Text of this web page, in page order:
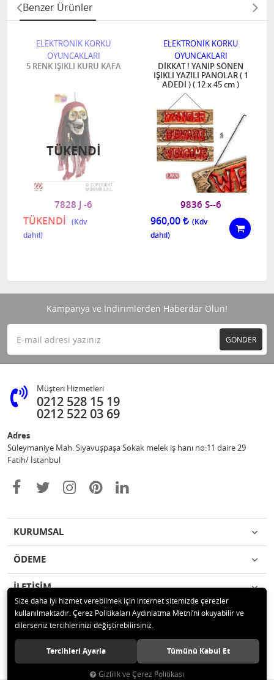
Benzer Ürünler
ELEKTRONİK KORKU
OYUNCAKLARI
5 RENK IŞIKLI KURU KAFA
7828 J -6
TÜKENDİ
TÜKENDI
ELEKTRONİK KORKU
OYUNCAKLARI
DİKKAT ! YANIP SÖNEN
IŞIKLI YAZILI PANOLAR ( 1
ADEDİ ) ( 12 x 45 cm )
9836 S--6
960,00
Kampanya ve İndirimlerden Haberdar Olun!
GÖNDER
Müşteri Hizmetleri
0212 528 15 19
0212 522 03 69
Adres
Süleymaniye Mah. Siyavuşpaşa Sokak melek iş hanı no:11 daire 29
Fatih/ İstanbul
KURUMSAL
ÖDEME
İLETİŞİM
© 2020 Ufuk Şaka Oyunları ve Parti Malzemeleri Merkezi Tüm hakları
saklıdır.
Size daha iyi hizmet verebilmek için internet sitemizde çerezler
kullanılmaktadır. Çerez Politikaları Aydınlatma Metni’ni okuyabilir ve
dilerseniz tercihlerinizi değiştirebilirsiniz.
Tercihleri Ayarla Tümünü Kabul Et
Gizlilik ve Çerez Politikası